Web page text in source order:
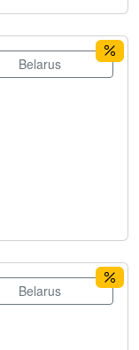
Belarus
Belarus